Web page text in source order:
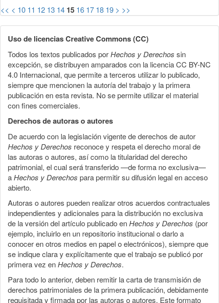
<< < 10 11 12 13 14 15 16 17 18 19 > >>
Uso de licencias Creative Commons (CC)
Todos los textos publicados porHechos y Derechos sin
excepción, se distribuyen amparados con la licencia CC BY-NC
4.0 Internacional, que permite a terceros utilizar lo publicado,
siempre que mencionen la autoría del trabajo y la primera
publicación en esta revista. No se permite utilizar el material
con fines comerciales.
Derechos de autoras o autores
De acuerdo con la legislación vigente de derechos de autor
Hechos y Derechos reconoce y respeta el derecho moral de
las autoras o autores, así como la titularidad del derecho
patrimonial, el cual será transferido —de forma no exclusiva—
aHechos y Derechos para permitir su difusión legal en acceso
abierto.
Autoras o autores pueden realizar otros acuerdos contractuales
independientes y adicionales para la distribución no exclusiva
de la versión del artículo publicado enHechos y Derechos (por
ejemplo, incluirlo en un repositorio institucional o darlo a
conocer en otros medios en papel o electrónicos), siempre que
se indique clara y explícitamente que el trabajo se publicó por
primera vez enHechos y Derechos.
Para todo lo anterior, deben remitir la carta de transmisión de
derechos patrimoniales de la primera publicación, debidamente
requisitada y firmada por las autoras o autores. Este formato